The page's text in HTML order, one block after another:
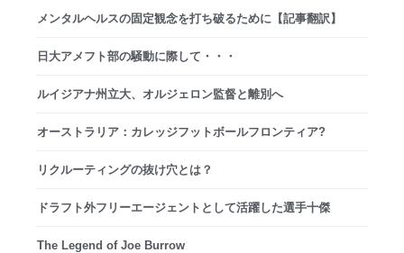
メンタルヘルスの固定観念を打ち破るために【記事翻訳】
日大アメフト部の騒動に際して・・・
ルイジアナ州立大、オルジェロン監督と離別へ
オーストラリア：カレッジフットボールフロンティア?
リクルーティングの抜け穴とは？
ドラフト外フリーエージェントとして活躍した選手十傑
The Legend of Joe Burrow